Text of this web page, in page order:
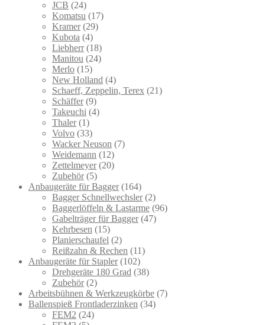
JCB (24)
Komatsu (17)
Kramer (29)
Kubota (4)
Liebherr (18)
Manitou (24)
Merlo (15)
New Holland (4)
Schaeff, Zeppelin, Terex (21)
Schäffer (9)
Takeuchi (4)
Thaler (1)
Volvo (33)
Wacker Neuson (7)
Weidemann (12)
Zettelmeyer (20)
Zubehör (5)
Anbaugeräte für Bagger (164)
Bagger Schnellwechsler (2)
Baggerlöffeln & Lastarme (96)
Gabelträger für Bagger (47)
Kehrbesen (15)
Planierschaufel (2)
Reißzahn & Rechen (11)
Anbaugeräte für Stapler (102)
Drehgeräte 180 Grad (38)
Zubehör (2)
Arbeitsbühnen & Werkzeugkörbe (7)
Ballenspieß Frontladerzinken (34)
FEM2 (24)